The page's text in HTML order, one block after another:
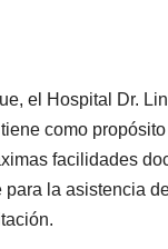
el Hospital Dr.
como
facilidades
la asistencia